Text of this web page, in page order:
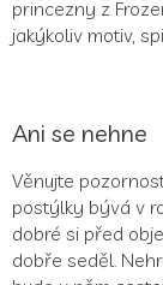
princezny z
jakýkoliv motiv,
Ani se nehne
Věnujte
postýlky bývá v
dobré si před
dobře seděl.